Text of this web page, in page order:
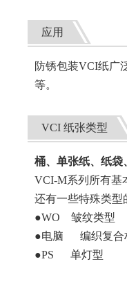
应用
防锈包装VCI纸广
等。
VCI 纸张类型
桶、单张纸、纸袋
VCI-M系列所有基
还有一些特殊类型
●WO 皱纹类
●电脑 编织复
●PS 单灯型